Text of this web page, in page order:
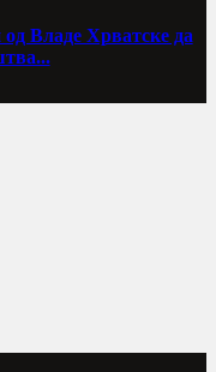
Владе Хрватске да